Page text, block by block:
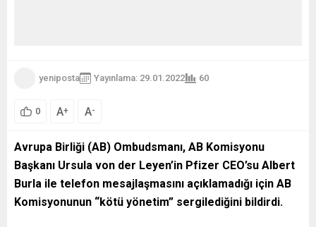
yeniposta Yayınlama: 29.01.2022 60
0 A+ A-
Avrupa Birliği (AB) Ombudsmanı, AB Komisyonu
Başkanı Ursula von der Leyen’in Pfizer CEO’su Albert
Burla ile telefon mesajlaşmasını açıklamadığı için AB
Komisyonunun “kötü yönetim” sergilediğini bildirdi.